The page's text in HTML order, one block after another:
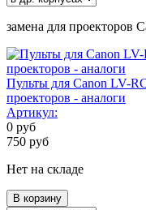
замена для проекторов
Пульты для Canon LV-
проекторов - аналоги
Артикул:
0 руб
750 руб
Нет на складе
В корзину